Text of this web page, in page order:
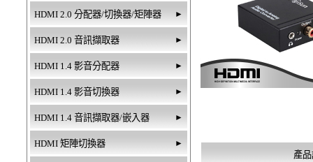
HDMI 2.0 分配器/切換器/矩陣器 ►
HDMI 2.0 音訊擷取器 ►
HDMI 1.4 影音分配器 ►
HDMI 1.4 影音切換器 ►
HDMI 1.4 音訊擷取器/嵌入器 ►
HDMI 矩陣切換器 ►
產